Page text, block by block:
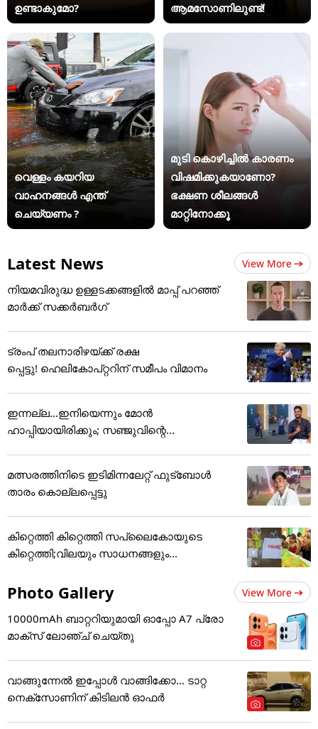
ഉണ്ടാകുമോ?
ആമസോണിലുണ്ട്!
വെള്ളം കയറിയ
വാഹനങ്ങൾ എന്ത്
ചെയ്യണം ?
മുടി കൊഴിച്ചിൽ കാരണം
വിഷമിക്കുകയാണോ?
ഭക്ഷണ ശീലങ്ങൾ
മാറ്റിനോക്കൂ
Latest News View More
നിയമവിരുദ്ധ ഉള്ളടക്കങ്ങളിൽ മാപ്പ് പറഞ്ഞ്
മാർക്ക് സക്കർബർഗ്
ട്രംപ് തലനാരിഴയ്ക്ക് രക്ഷ
പ്പെട്ടു! ഹെലികോപ്റ്ററിന് സമീപം വിമാനം
ഇന്നല്ല...ഇനിയെന്നും മോന്‍
ഹാപ്പിയായിരിക്കും; സഞ്ജുവിന്റെ...
മത്സരത്തിനിടെ ഇടിമിന്നലേറ്റ് ഫുട്ബോൾ
താരം കൊല്ലപ്പെട്ടു
കിറ്റെത്തി കിറ്റെത്തി സപ്ലൈകോയുടെ
കിറ്റെത്തി;വിലയും സാധനങ്ങളും...
Photo Gallery View More
10000mAh ബാറ്ററിയുമായി ഓപ്പോ A7 പ്രോ
മാക്സ് ലോഞ്ച് ചെയ്തു
വാങ്ങുന്നേൽ ഇപ്പോൾ വാങ്ങിക്കോ... ടാറ്റ
നെക്സോണിന് കിടിലൻ ഓഫർ